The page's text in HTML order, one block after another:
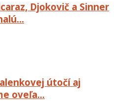
Djokovič a Sinner
útočí aj
oveľa…